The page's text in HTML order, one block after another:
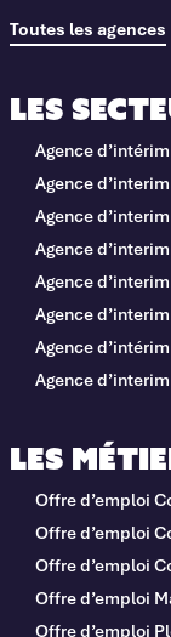
Toutes les agences
Les
Offre d’emploi
Offre d’emploi
Offre d’emploi
Offre d’emploi
Offre d’emploi
Les
Agence d’intérim
Agence
Agence
Agence
Agence
Agence
Agence
Agence